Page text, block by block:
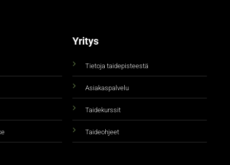
Yritys
Tietoja taidepisteestä
Asiakaspalvelu
Taidekurssit
Taideohjeet